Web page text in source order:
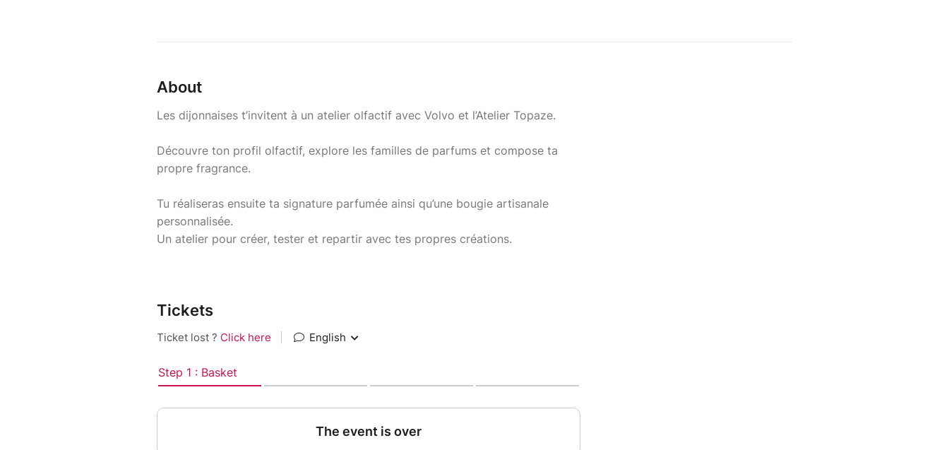
About
Les dijonnaises t’invitent à un atelier olfactif avec Volvo et l’Atelier Topaze.
Découvre ton profil olfactif, explore les familles de parfums et compose ta
propre fragrance.
Tu réaliseras ensuite ta signature parfumée ainsi qu’une bougie artisanale
personnalisée.
Un atelier pour créer, tester et repartir avec tes propres créations.
Tickets